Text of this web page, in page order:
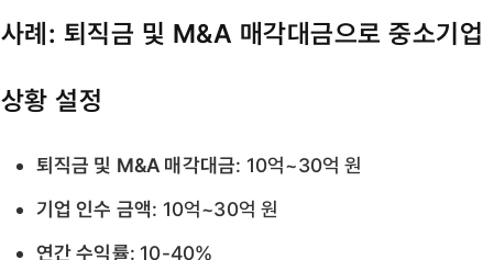
사례: 퇴직금 및 M&A 매각대금으로 중소기
상황 설정
퇴직금 및 M&A 매각대금: 10억~30억 원
기업 인수 금액: 10억~30억 원
연간 수익률: 10-40%